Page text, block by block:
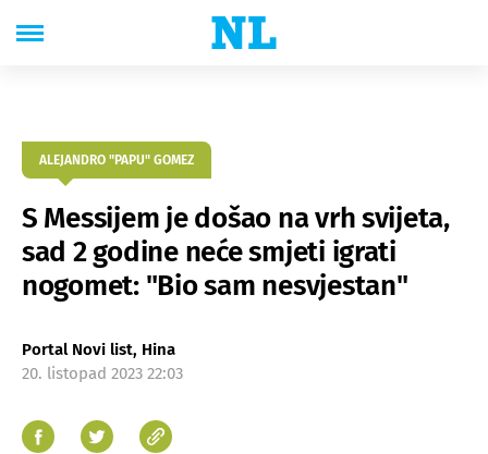
ALEJANDRO "PAPU" GOMEZ
S Messijem je došao na vrh svijeta,
sad 2 godine neće smjeti igrati
nogomet: "Bio sam nesvjestan"
Portal Novi list, Hina
20. listopad 2023 22:03